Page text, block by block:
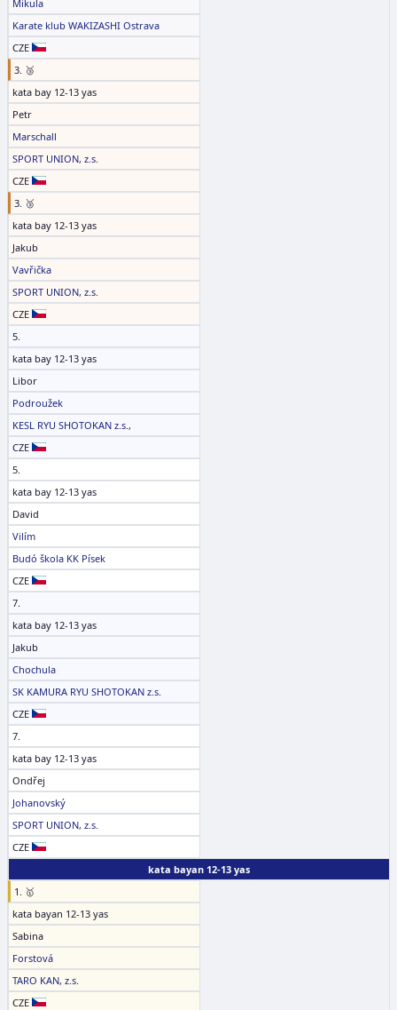
Mikula
Karate klub WAKIZASHI Ostrava
CZE
3. 🥉
kata bay 12-13 yas
Petr
Marschall
SPORT UNION, z.s.
CZE
3. 🥉
kata bay 12-13 yas
Jakub
Vavřička
SPORT UNION, z.s.
CZE
5.
kata bay 12-13 yas
Libor
Podroužek
KESL RYU SHOTOKAN z.s.,
CZE
5.
kata bay 12-13 yas
David
Vilím
Budó škola KK Písek
CZE
7.
kata bay 12-13 yas
Jakub
Chochula
SK KAMURA RYU SHOTOKAN z.s.
CZE
7.
kata bay 12-13 yas
Ondřej
Johanovský
SPORT UNION, z.s.
CZE
kata bayan 12-13 yas
1. 🥇
kata bayan 12-13 yas
Sabina
Forstová
TARO KAN, z.s.
CZE